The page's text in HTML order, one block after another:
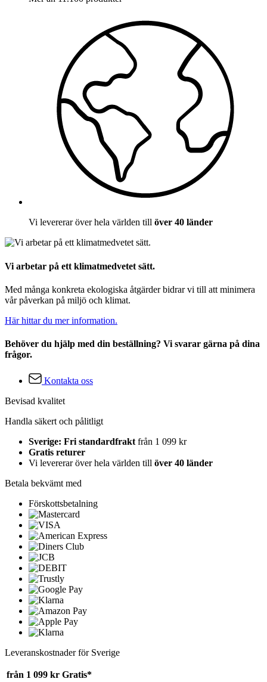
Vi levererar över hela världen till över 40 länder
Vi arbetar på ett klimatmedvetet sätt.
Med många konkreta ekologiska åtgärder bidrar vi till att minimera
vår påverkan på miljö och klimat.
Här hittar du mer information.
Behöver du hjälp med din beställning? Vi svarar gärna på dina
frågor.
Kontakta oss
Bevisad kvalitet
Handla säkert och pålitligt
Sverige: Fri standardfrakt från 1 099 kr
Gratis returer
Vi levererar över hela världen till över 40 länder
Betala bekvämt med
Förskottsbetalning
Leveranskostnader för Sverige
från 1 099 kr Gratis*